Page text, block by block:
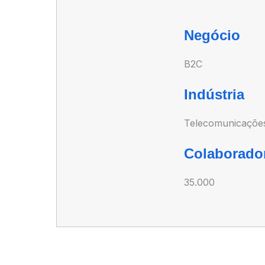
Negócio
B2C
Indústria
35.000